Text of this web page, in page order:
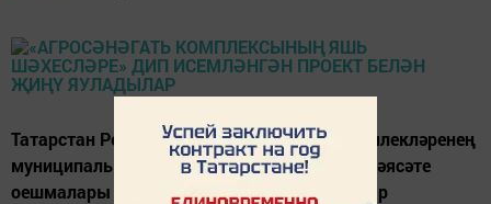
Татарстан Республикасы муниципаль берәмлекләренең
муниципаль автоном һәм бюджет яшьләр сәясәте
оешмалары арасында уздырылган Грантлар